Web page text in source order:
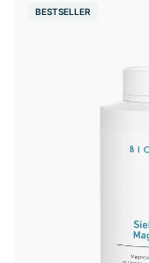
BESTSELLER